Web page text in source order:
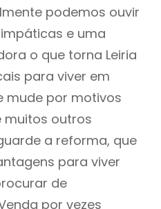
podemos ouvir
e uma
o que torna Leiria
para viver em
mude por motivos
muitos outros
a reforma, que
para viver
de
por vezes